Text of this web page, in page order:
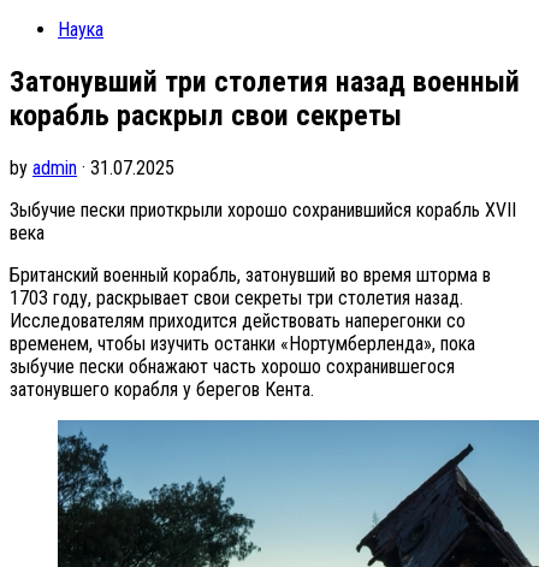
Наука
Затонувший три столетия назад военный
корабль раскрыл свои секреты
by admin · 31.07.2025
Зыбучие пески приоткрыли хорошо сохранившийся корабль XVII
века
Британский военный корабль, затонувший во время шторма в
1703 году, раскрывает свои секреты три столетия назад.
Исследователям приходится действовать наперегонки со
временем, чтобы изучить останки «Нортумберленда», пока
зыбучие пески обнажают часть хорошо сохранившегося
затонувшего корабля у берегов Кента.